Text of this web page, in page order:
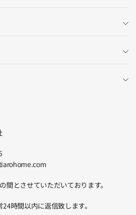
間とさせていただいております。
時間以内に返信致します。